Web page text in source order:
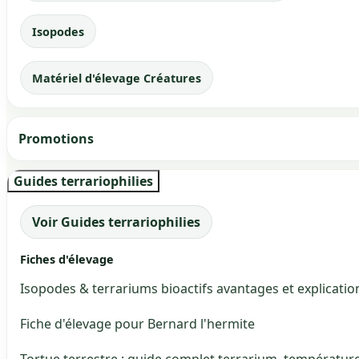
Isopodes
Matériel d'élevage Créatures
Promotions
Guides terrariophilies
Voir Guides terrariophilies
Fiches d'élevage
Isopodes & terrariums bioactifs avantages et
Fiche d'élevage pour Bernard l'hermite